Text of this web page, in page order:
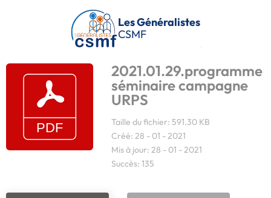
Passer au contenu principal
Les Généralistes
CSMF
2021.01.29.programme
séminaire campagne
URPS
Taille du fichier: 591.30 KB
Créé: 28 - 01 - 2021
Mis à jour: 28 - 01 - 2021
Succès: 135